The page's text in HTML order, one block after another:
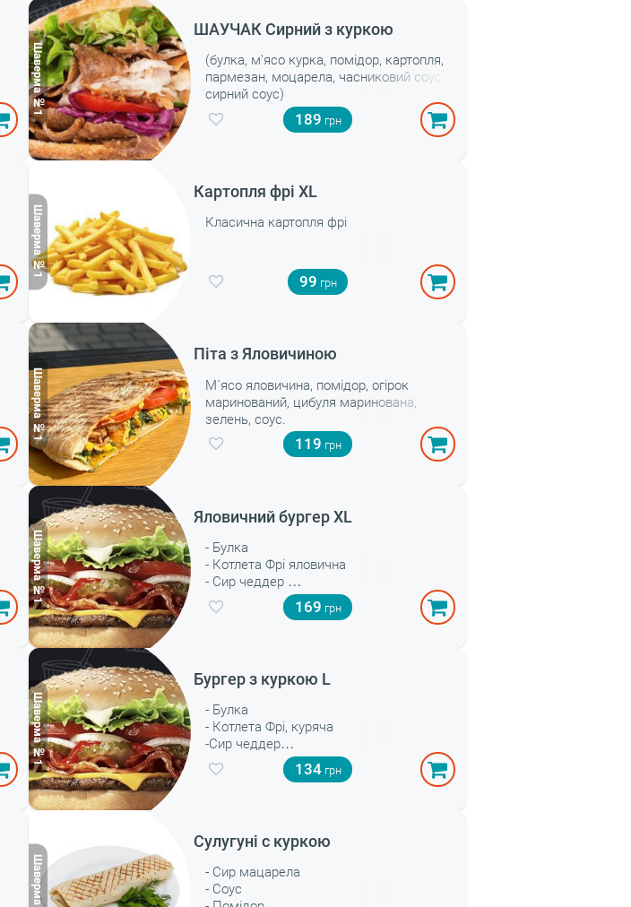
ШАУЧАК Сирний з куркою
(булка, м’ясо курка, помідор, картопля,
пармезан, моцарела, часниковий соус,
сирний соус)
189
Картопля фрі XL
Класична картопля фрі
99
Піта з Яловичиною
М`ясо яловичина, помідор, огірок
маринований, цибуля маринована,
зелень, соус.
119
Яловичний бургер ХL
- Булка
- Котлета Фрі яловична
- Сир чеддер
- Лист салату
- Соус
169
Бургер з куркою L
- Булка
- Котлета Фрі, куряча
-Сир чеддер
- Лист салату
- Соус
134
Сулугуні с куркою
- Сир мацарела
- Соус